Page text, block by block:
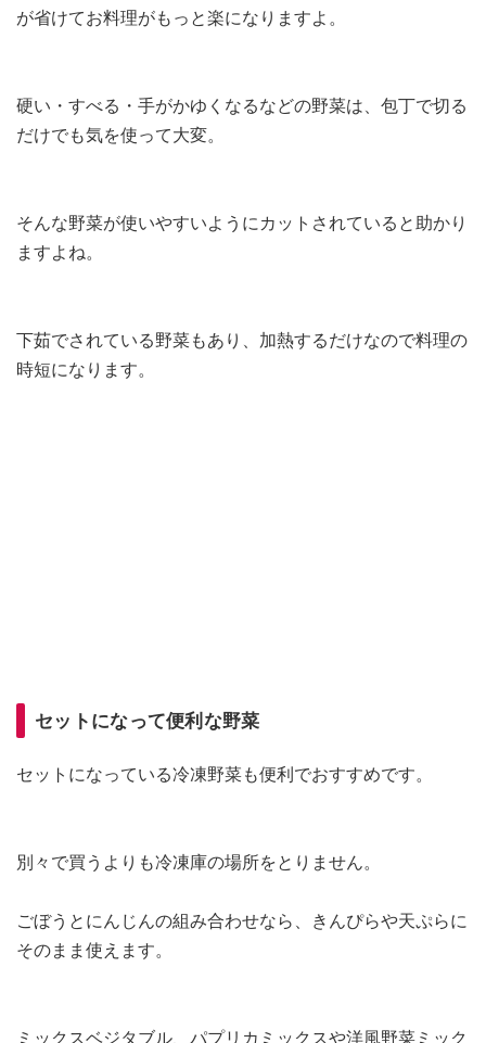
が省けてお料理がもっと楽になりますよ。
硬い・すべる・手がかゆくなるなどの野菜は、包丁で切る
だけでも気を使って大変。
そんな野菜が使いやすいようにカットされていると助かり
ますよね。
下茹でされている野菜もあり、加熱するだけなので料理の
時短になります。
セットになって便利な野菜
セットになっている冷凍野菜も便利でおすすめです。
別々で買うよりも冷凍庫の場所をとりません。
ごぼうとにんじんの組み合わせなら、きんぴらや天ぷらに
そのまま使えます。
ミックスベジタブル、パプリカミックスや洋風野菜ミック